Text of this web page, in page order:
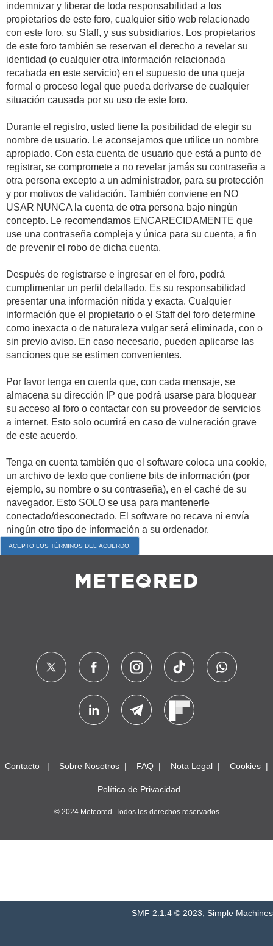
indemnizar y liberar de toda responsabilidad a los
propietarios de este foro, cualquier sitio web relacionado
con este foro, su Staff, y sus subsidiarios. Los propietarios
de este foro también se reservan el derecho a revelar su
identidad (o cualquier otra información relacionada
recabada en este servicio) en el supuesto de una queja
formal o proceso legal que pueda derivarse de cualquier
situación causada por su uso de este foro.
Durante el registro, usted tiene la posibilidad de elegir su
nombre de usuario. Le aconsejamos que utilice un nombre
apropiado. Con esta cuenta de usuario que está a punto de
registrar, se compromete a no revelar jamás su contraseña a
otra persona excepto a un administrador, para su protección
y por motivos de validación. También conviene en NO
USAR NUNCA la cuenta de otra persona bajo ningún
concepto. Le recomendamos ENCARECIDAMENTE que
use una contraseña compleja y única para su cuenta, a fin
de prevenir el robo de dicha cuenta.
Después de registrarse e ingresar en el foro, podrá
cumplimentar un perfil detallado. Es su responsabilidad
presentar una información nítida y exacta. Cualquier
información que el propietario o el Staff del foro determine
como inexacta o de naturaleza vulgar será eliminada, con o
sin previo aviso. En caso necesario, pueden aplicarse las
sanciones que se estimen convenientes.
Por favor tenga en cuenta que, con cada mensaje, se
almacena su dirección IP que podrá usarse para bloquear
su acceso al foro o contactar con su proveedor de servicios
a internet. Esto solo ocurrirá en caso de vulneración grave
de este acuerdo.
Tenga en cuenta también que el software coloca una cookie,
un archivo de texto que contiene bits de información (por
ejemplo, su nombre o su contraseña), en el caché de su
navegador. Esto SOLO se usa para mantenerle
conectado/desconectado. El software no recava ni envía
ningún otro tipo de información a su ordenador.
Contacto Sobre Nosotros FAQ Nota Legal Cookies
Política de Privacidad
© 2024 Meteored. Todos los derechos reservados
SMF 2.1.4 © 2023 Simple Machines